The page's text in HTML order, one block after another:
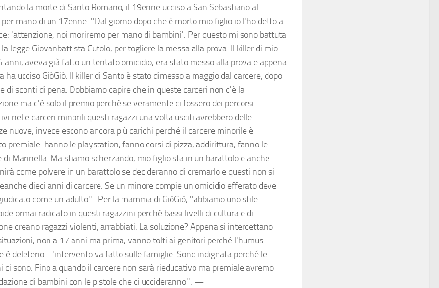
la morte di Santo Romano, il 19enne ucciso a San Sebastiano al
per mano di un 17enne. ''Dal giorno dopo che è morto mio figlio io l'ho detto a
'attenzione, noi moriremo per mano di bambini'. Per questo mi sono battuta
legge Giovanbattista Cutolo, per togliere la messa alla prova. Il killer di mio
anni, aveva già fatto un tentato omicidio, era stato messo alla prova e appena
ha ucciso GiòGiò. Il killer di Santo è stato dimesso a maggio dal carcere, dopo
di sconti di pena. Dobbiamo capire che in queste carceri non c'è la
ma c'è solo il premio perché se veramente ci fossero dei percorsi
nelle carceri minorili questi ragazzi una volta usciti avrebbero delle
nuove, invece escono ancora più carichi perché il carcere minorile è
premiale: hanno le playstation, fanno corsi di pizza, addirittura, fanno le
di Marinella. Ma stiamo scherzando, mio figlio sta in un barattolo e anche
come polvere in un barattolo se decideranno di cremarlo e questi non si
dieci anni di carcere. Se un minore compie un omicidio efferato deve
come un adulto''. Per la mamma di GiòGiò, ''abbiamo uno stile
ormai radicato in questi ragazzini perché bassi livelli di cultura e di
creano ragazzi violenti, arrabbiati. La soluzione? Appena si intercettano
non a 17 anni ma prima, vanno tolti ai genitori perché l'humus
è deleterio. L'intervento va fatto sulle famiglie. Sono indignata perché le
ci sono. Fino a quando il carcere non sarà rieducativo ma premiale avremo
di bambini con le pistole che ci uccideranno''. —